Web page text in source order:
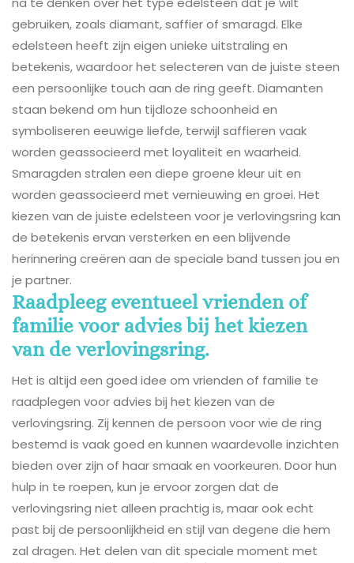
gebruiken, zoals diamant, saffier of smaragd. Elke
edelsteen heeft zijn eigen unieke uitstraling en
betekenis, waardoor het selecteren van de juiste steen
een persoonlijke touch aan de ring geeft. Diamanten
staan bekend om hun tijdloze schoonheid en
symboliseren eeuwige liefde, terwijl saffieren vaak
worden geassocieerd met loyaliteit en waarheid.
Smaragden stralen een diepe groene kleur uit en
worden geassocieerd met vernieuwing en groei. Het
kiezen van de juiste edelsteen voor je verlovingsring kan
de betekenis ervan versterken en een blijvende
herinnering creëren aan de speciale band tussen jou en
je partner.
Raadpleeg eventueel vrienden of
familie voor advies bij het kiezen
van de verlovingsring.
Het is altijd een goed idee om vrienden of familie te
raadplegen voor advies bij het kiezen van de
verlovingsring. Zij kennen de persoon voor wie de ring
bestemd is vaak goed en kunnen waardevolle inzichten
bieden over zijn of haar smaak en voorkeuren. Door hun
hulp in te roepen, kun je ervoor zorgen dat de
verlovingsring niet alleen prachtig is, maar ook echt
past bij de persoonlijkheid en stijl van degene die hem
zal dragen. Het delen van dit speciale moment met